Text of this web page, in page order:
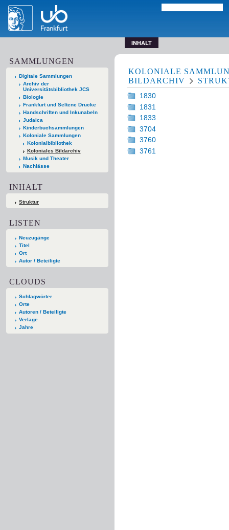
INHALT
SAMMLUNGEN
Digitale Sammlungen
Archiv der
Universitätsbibliothek JCS
Biologie
Frankfurt und Seltene Drucke
Handschriften und Inkunabeln
Judaica
Kinderbuchsammlungen
Koloniale Sammlungen
Kolonialbibliothek
Koloniales Bildarchiv
Musik und Theater
Nachlässe
INHALT
Struktur
LISTEN
Neuzugänge
Titel
Ort
Autor / Beteiligte
CLOUDS
Schlagwörter
Orte
Autoren / Beteiligte
Verlage
Jahre
KOLONIALE
BILDARCHIV
1830
1831
1833
3704
3760
3761